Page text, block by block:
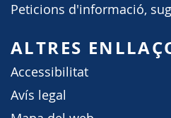
Peticions d'informació,
ALTRES
Accessibilitat
Avís legal